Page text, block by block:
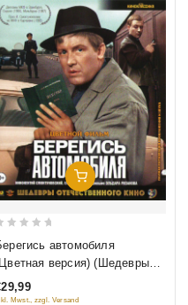
Добавить В Корзину
out
автомобиля
версия) (Шедевры
кино) (Blu-ray)
Mwst., zzgl. Versand